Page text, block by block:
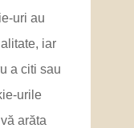
uri au
iar
a citi sau
urile
arăta